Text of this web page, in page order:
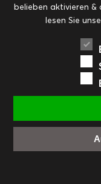
Eingemachtes
Rezepte
Suppen,
Weihnachten
FACEBOOK
belieben aktivieren
lesen Sie